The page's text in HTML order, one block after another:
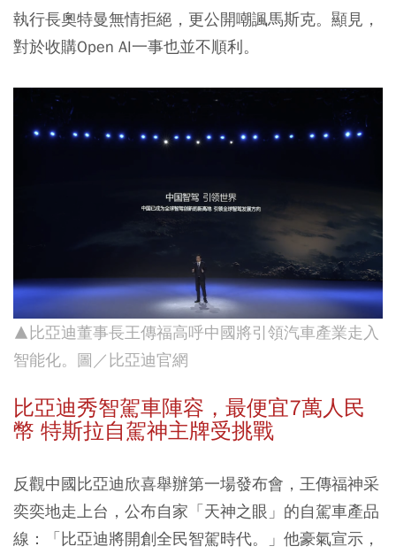
執行長奧特曼無情拒絕，更公開嘲諷馬斯克。顯見，
對於收購Open AI一事也並不順利。
▲比亞迪董事長王傳福高呼中國將引領汽車產業走入
智能化。圖／比亞迪官網
比亞迪秀智駕車陣容，最便宜7萬人民
幣 特斯拉自駕神主牌受挑戰
反觀中國比亞迪欣喜舉辦第一場發布會，王傳福神采
奕奕地走上台，公布自家「天神之眼」的自駕車產品
線：「比亞迪將開創全民智駕時代。」他豪氣宣示，